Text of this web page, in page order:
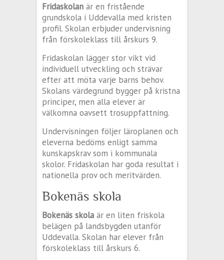
Fridaskolan är en fristående
grundskola i Uddevalla med kristen
profil. Skolan erbjuder undervisning
från förskoleklass till årskurs 9.
Fridaskolan lägger stor vikt vid
individuell utveckling och strävar
efter att möta varje barns behov.
Skolans värdegrund bygger på kristna
principer, men alla elever är
välkomna oavsett trosuppfattning.
Undervisningen följer läroplanen och
eleverna bedöms enligt samma
kunskapskrav som i kommunala
skolor. Fridaskolan har goda resultat i
nationella prov och meritvärden.
Bokenäs skola
Bokenäs skola är en liten friskola
belägen på landsbygden utanför
Uddevalla. Skolan har elever från
förskoleklass till årskurs 6.